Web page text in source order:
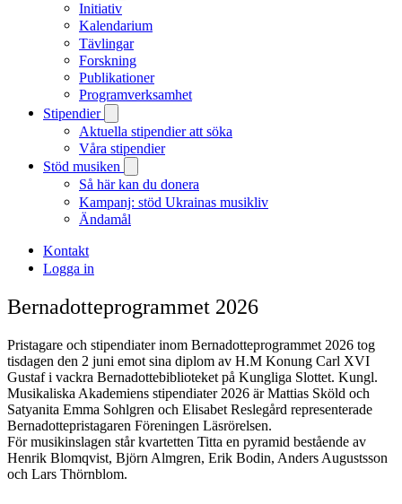
Initiativ
Kalendarium
Tävlingar
Forskning
Publikationer
Programverksamhet
Stipendier
Aktuella stipendier att söka
Våra stipendier
Stöd musiken
Så här kan du donera
Kampanj: stöd Ukrainas musikliv
Ändamål
Kontakt
Logga in
Bernadotteprogrammet 2026
Pristagare och stipendiater inom Bernadotteprogrammet 2026 tog
tisdagen den 2 juni emot sina diplom av H.M Konung Carl XVI
Gustaf i vackra Bernadottebiblioteket på Kungliga Slottet. Kungl.
Musikaliska Akademiens stipendiater 2026 är Mattias Sköld och
Satyanita Emma Sohlgren och Elisabet Reslegård representerade
Bernadottepristagaren Föreningen Läsrörelsen.
För musikinslagen står kvartetten Titta en pyramid bestående av
Henrik Blomqvist, Björn Almgren, Erik Bodin, Anders Augustsson
och Lars Thörnblom.